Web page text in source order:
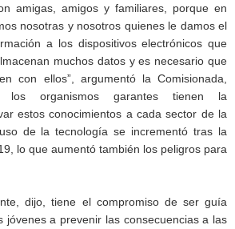
amigas, amigos y familiares, porque en
nosotras y nosotros quienes le damos el
a los dispositivos electrónicos que
muchos datos y es necesario que
con ellos”, argumentó la Comisionada,
organismos garantes tienen la
estos conocimientos a cada sector de la
de la tecnología se incrementó tras la
lo que aumentó también los peligros para
dijo, tiene el compromiso de ser guía
jóvenes a prevenir las consecuencias a las